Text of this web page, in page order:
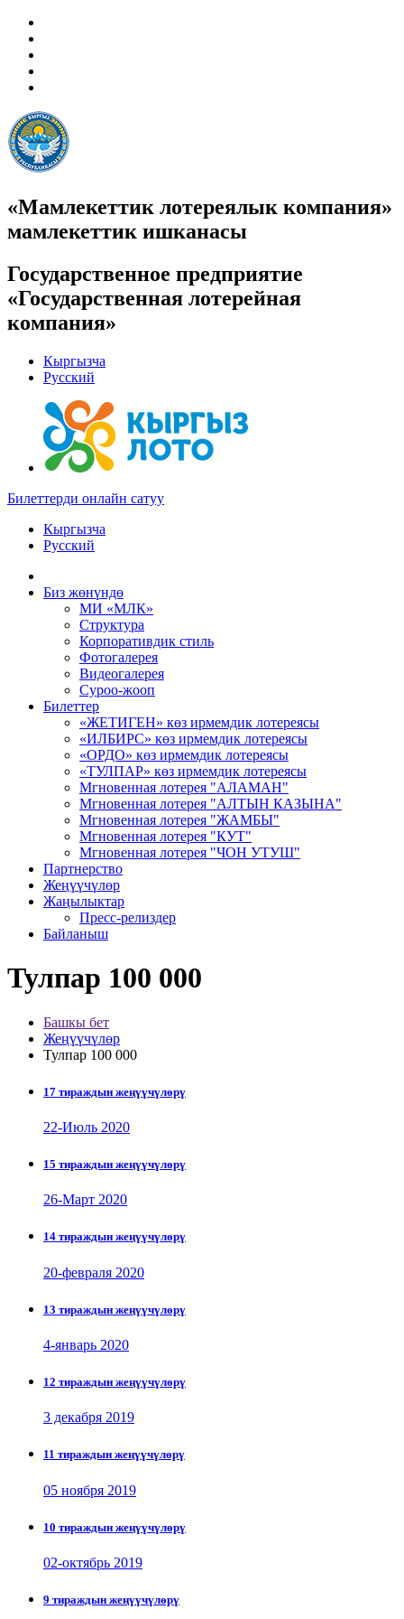
«Мамлекеттик лотереялык компания»
мамлекеттик ишканасы
Государственное предприятие
«Государственная лотерейная
компания»
Кыргызча
Русский
Билеттерди онлайн сатуу
Кыргызча
Русский
Биз жөнүндө
МИ «МЛК»
Структура
Корпоративдик стиль
Фотогалерея
Видеогалерея
Суроо-жооп
Билеттер
«ЖЕТИГЕН» көз ирмемдик лотереясы
«ИЛБИРС» көз ирмемдик лотереясы
«ОРДО» көз ирмемдик лотереясы
«ТУЛПАР» көз ирмемдик лотереясы
Мгновенная лотерея "АЛАМАН"
Мгновенная лотерея "АЛТЫН КАЗЫНА"
Мгновенная лотерея "ЖАМБЫ"
Мгновенная лотерея "КУТ"
Мгновенная лотерея "ЧОН УТУШ"
Партнерство
Жеңүүчүлөр
Жаңылыктар
Пресс-релиздер
Байланыш
Тулпар 100 000
Башкы бет
Жеңүүчүлөр
Тулпар 100 000
17 тираждын жеңүүчүлөрү
22-Июль 2020
15 тираждын жеңүүчүлөрү
26-Март 2020
14 тираждын жеңүүчүлөрү
20-февраля 2020
13 тираждын жеңүүчүлөрү
4-январь 2020
12 тираждын жеңүүчүлөрү
3 декабря 2019
11 тираждын жеңүүчүлөрү
05 ноября 2019
10 тираждын жеңүүчүлөрү
02-октябрь 2019
9 тираждын жеңүүчүлөрү